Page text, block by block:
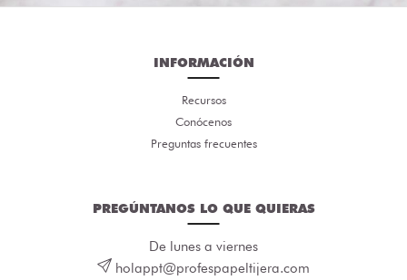
INFORMACIÓN
Recursos
Conócenos
Preguntas frecuentes
PREGÚNTANOS LO QUE QUIERAS
De lunes a viernes
holappt@profespapeltijera.com